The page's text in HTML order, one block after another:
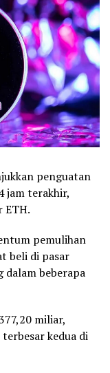
penguatan
jam terakhir,
ETH.
pemulihan
beli di pasar
beberapa
miliar,
kedua di